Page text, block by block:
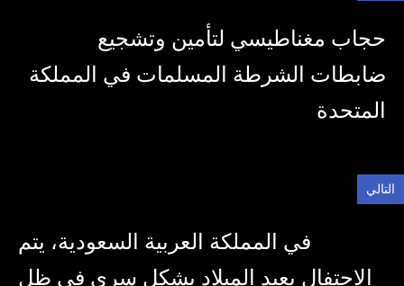
حجاب مغناطيسي لتأمين وتشجيع
ضابطات الشرطة المسلمات في المملكة
المتحدة
التالي
في المملكة العربية السعودية، يتم
الاحتفال بعيد الميلاد بشكل سري في ظل